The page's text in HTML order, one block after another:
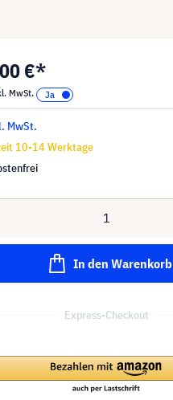
€*
MwSt.
MwSt.
10-14 Werktage
In den Warenkorb
Express-Checkout